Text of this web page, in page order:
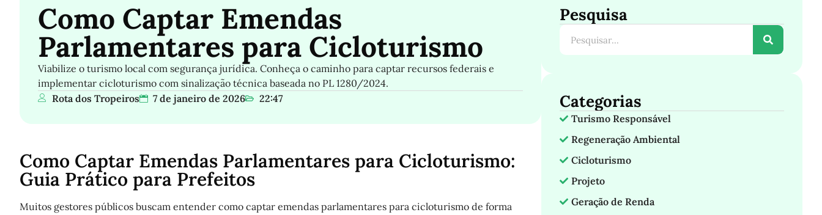
Como Captar Emendas
Parlamentares para Cicloturismo
Viabilize o turismo local com segurança jurídica. Conheça o caminho para captar recursos federais e
implementar cicloturismo com sinalização técnica baseada no PL 1280/2024.
Rota dos Tropeiros
7 de janeiro de 2026 22:47
Como Captar Emendas Parlamentares para Cicloturismo:
Guia Prático para Prefeitos
Muitos gestores públicos buscam entender como captar emendas parlamentares para cicloturismo de forma
Pesquisa
Categorias
Turismo Responsável
Regeneração Ambiental
Cicloturismo
Projeto
Geração de Renda